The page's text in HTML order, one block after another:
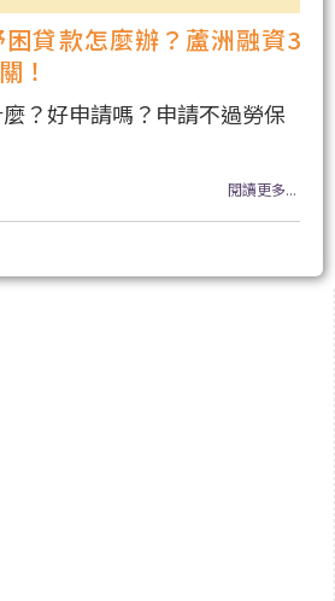
貸款怎麼辦？蘆洲融資3
！
？好申請嗎？申請不過勞保
閱讀更多...